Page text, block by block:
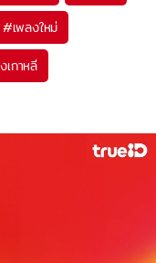
#เพลงใหม่
เกาหลี